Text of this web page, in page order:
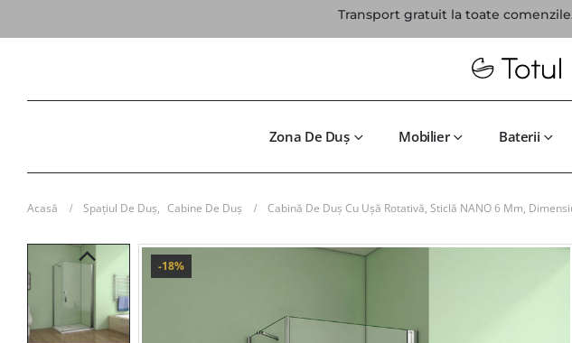
Transport gratuit la toate
Zona De Duș Mobilier Baterii
Acasă Spațiul De Duș, Cabine De Duș Cabină De Duș Cu Ușă Rotativă, Sticlă NANO 6 Mm,
-18%